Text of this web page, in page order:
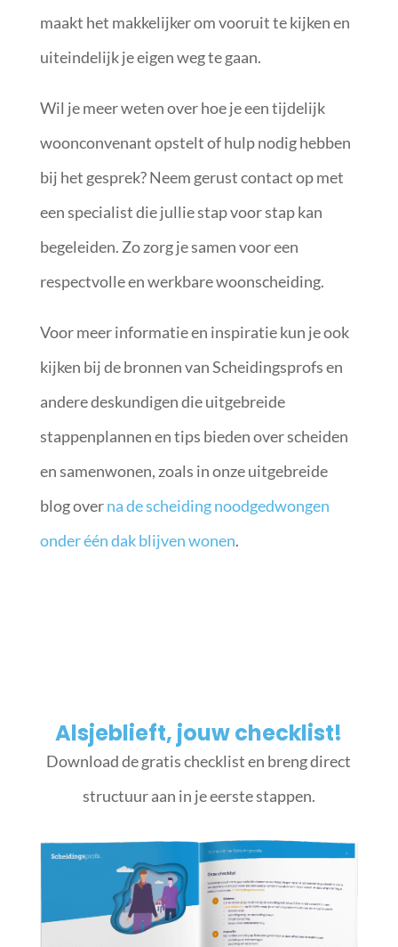
maakt het makkelijker om vooruit te kijken en
uiteindelijk je eigen weg te gaan.
Wil je meer weten over hoe je een tijdelijk
woonconvenant opstelt of hulp nodig hebben
bij het gesprek? Neem gerust contact op met
een specialist die jullie stap voor stap kan
begeleiden. Zo zorg je samen voor een
respectvolle en werkbare woonscheiding.
Voor meer informatie en inspiratie kun je ook
kijken bij de bronnen van Scheidingsprofs en
andere deskundigen die uitgebreide
stappenplannen en tips bieden over scheiden
en samenwonen, zoals in onze uitgebreide
blog overna de scheiding noodgedwongen
onder één dak blijven wonen.
Alsjeblieft, jouw checklist!
Download de gratis checklist en breng direct
structuur aan in je eerste stappen.